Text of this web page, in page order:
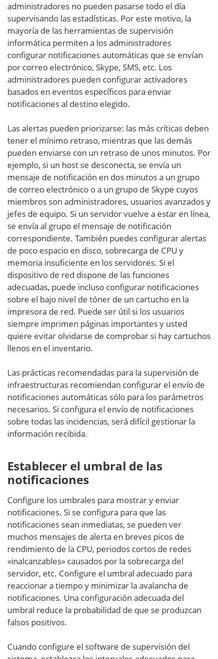
administradores no pueden pasarse todo el día
supervisando las estadísticas. Por este motivo, la
mayoría de las herramientas de supervisión
informática permiten a los administradores
configurar notificaciones automáticas que se envían
por correo electrónico, Skype, SMS, etc. Los
administradores pueden configurar activadores
basados en eventos específicos para enviar
notificaciones al destino elegido.
Las alertas pueden priorizarse: las más críticas deben
tener el mínimo retraso, mientras que las demás
pueden enviarse con un retraso de unos minutos. Por
ejemplo, si un host se desconecta, se envía un
mensaje de notificación en dos minutos a un grupo
de correo electrónico o a un grupo de Skype cuyos
miembros son administradores, usuarios avanzados y
jefes de equipo. Si un servidor vuelve a estar en línea,
se envía al grupo el mensaje de notificación
correspondiente. También puedes configurar alertas
de poco espacio en disco, sobrecarga de CPU y
memoria insuficiente en los servidores. Si el
dispositivo de red dispone de las funciones
adecuadas, puede incluso configurar notificaciones
sobre el bajo nivel de tóner de un cartucho en la
impresora de red. Puede ser útil si los usuarios
siempre imprimen páginas importantes y usted
quiere evitar olvidarse de comprobar si hay cartuchos
llenos en el inventario.
Las prácticas recomendadas para la supervisión de
infraestructuras recomiendan configurar el envío de
notificaciones automáticas sólo para los parámetros
necesarios. Si configura el envío de notificaciones
sobre todas las incidencias, será difícil gestionar la
información recibida.
Establecer el umbral de las
notificaciones
Configure los umbrales para mostrar y enviar
notificaciones. Si se configura para que las
notificaciones sean inmediatas, se pueden ver
muchos mensajes de alerta en breves picos de
rendimiento de la CPU, periodos cortos de redes
«inalcanzables» causados por la sobrecarga del
servidor, etc. Configure el umbral adecuado para
reaccionar a tiempo y minimizar la avalancha de
notificaciones. Una configuración adecuada del
umbral reduce la probabilidad de que se produzcan
falsos positivos.
Cuando configure el software de supervisión del